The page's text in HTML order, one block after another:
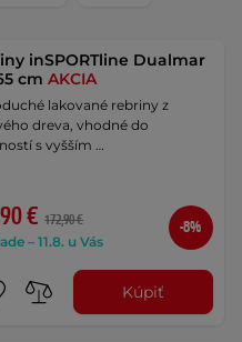
inSPORTline Dualmar
cmAKCIA
lakované rebriny z
dreva, vhodné do
s vyšším …
€ 172,90 €
– 11.8. u Vás
-8%
Kúpiť